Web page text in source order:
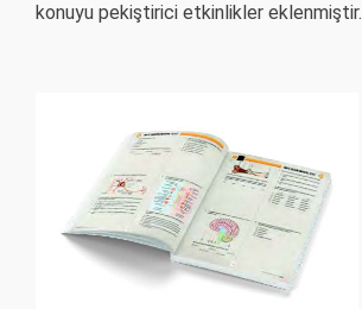
konuyu pekiştirici etkinlikler eklenmiştir.